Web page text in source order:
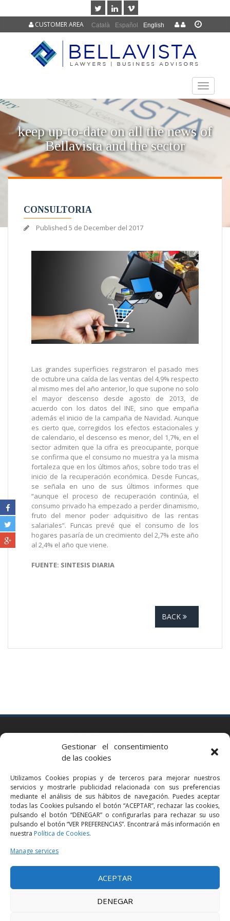
Gestionar el consentimiento
de las cookies
Utilizamos Cookies propias y de terceros para mejorar nuestros
servicios y mostrarle publicidad relacionada con sus preferencias
mediante el análisis de sus hábitos de navegación. Puedes aceptar
todas las Cookies pulsando el botón “ACEPTAR”, rechazar las cookies,
pulsando el botón “DENEGAR” o configurarlas para rechazar su uso
pulsando el botón “VER PREFERENCIAS”. Encontrará más información en
nuestra Política de Cookies.
Manage services
ACEPTAR
DENEGAR
Català Español English
CUSTOMER AREA
TOGGLE
keep up-to-date on all the news of
Bellavista and the sector
CONSULTORIA
Published 5 de December del 2017
Las grandes superficies registraron el pasado mes
de octubre una caída de las ventas del 4,9% respecto
al mismo mes del año anterior, lo que supone no solo
el mayor descenso desde agosto de 2013, de
acuerdo con los datos del INE, sino que empaña
además el inicio de la campaña de Navidad. Aunque
es cierto que, corregidos los efectos estacionales y
de calendario, el descenso es menor, del 1,7%, en el
sector admiten que la cifra es preocupante, porque
se confirma que el consumo no muestra ya la misma
fortaleza que en los últimos años, sobre todo tras el
inicio de la recuperación económica. Desde Funcas,
se señala en uno de sus últimos informes que
“aunque el proceso de recuperación continúa, el
consumo privado ha empezado a perder dinamismo,
fruto del menor poder adquisitivo de las rentas
salariales”. Funcas prevé que el consumo de los
hogares pasaría de un crecimiento del 2,7% este año
al 2,4% el año que viene.
FUENTE: SINTESIS DIARIA
BACK
Via Augusta 2 bis, 3º, 08006 Barcelona
bcn@bellavistalegal.eu
GRANOLLERS
C/ Sant Jaume, 16 1r, 08401 Granollers (Bcn)
+34 93 860 39 60
grn@bellavistalegal.eu
MADRID
C/ Serrano 114, 2º izq. 28006 Madrid.
+34 91 431 98 21 | +34 91 431 98 95
mad@bellavistalegal.eu